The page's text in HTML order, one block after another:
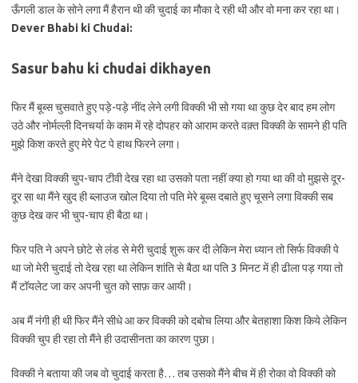
ऊँगली डाल के सोने लगा मैं हैरान थी की चुदाई का मौका दे रही थी और वो मना कर रहा था।
Dever Bhabi ki Chudai:
Sasur bahu ki chudai dikhayen
फिर मैं बूब्स चुसवाते हुए पड़े-पड़े नींद लेने लगी विक्की भी सो गया था कुछ देर बाद हम लोग
उठे और नोर्मल्ली दिनचर्या के काम में रहे दोपहर को आराम करते वक़्त विक्की के सामने ही पति
मुझे किश करते हुए मेरे पेट पे हाथ फिरने लगा।
मैंने देखा विक्की चुप-चाप टीवी देख रहा था उसको पता नहीं क्या हो गया था की वो मुझसे दूर-
दूर सा था मैंने खुद ही ब्लाउज खोल दिया तो पति मेरे बूब्स दबाते हुए चूसने लगा विक्की सब
कुछ देख कर भी चुप-चाप ही बैठा था।
फिर पति ने अपने छोटे से लंड से मेरी चुदाई शुरू कर दी लेकिन मेरा ध्यान तो सिर्फ विक्की पे
था जो मेरी चुदाई तो देख रहा था लेकिन शांति से बैठा था पति 3 मिनट में ही ढीला पड़ गया तो
मैं टॉयलेट जा कर अपनी चुत को साफ़ कर आयी।
अब मैं नंगी ही थी फिर मैंने सीधे आ कर विक्की को दबोच लिया और बेतहाशा किश किये लेकिन
विक्की चुप ही रहा तो मैंने ही उदासीनता का कारण पुछा।
विक्की ने बताया की जब वो चुदाई करता है… तब उसको मैंने बीच में ही रोका वो विक्की को